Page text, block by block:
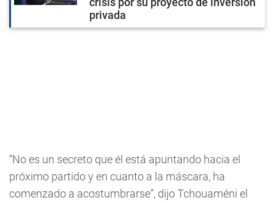
privada
“No es un secreto que él está apuntando hacia el
próximo partido y en cuanto a la máscara, ha
comenzado a acostumbrarse”, dijo Tchouaméni el